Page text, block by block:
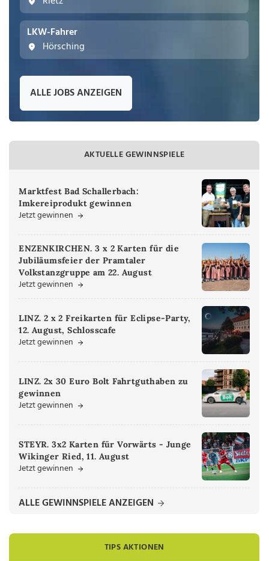
LKW-Fahrer
Hörsching
ALLE JOBS ANZEIGEN
AKTUELLE GEWINNSPIELE
Marktfest Bad Schallerbach:
Imkereiprodukt gewinnen
Jetzt gewinnen
ENZENKIRCHEN. 3 x 2 Karten für die
Jubiläumsfeier der Pramtaler
Volkstanzgruppe am 22. August
Jetzt gewinnen
LINZ. 2 x 2 Freikarten für Eclipse-Party,
12. August, Schlosscafe
Jetzt gewinnen
LINZ. 2x 30 Euro Bolt Fahrtguthaben zu
gewinnen
Jetzt gewinnen
STEYR. 3x2 Karten für Vorwärts - Junge
Wikinger Ried, 11. August
Jetzt gewinnen
ALLE GEWINNSPIELE ANZEIGEN
TIPS AKTIONEN